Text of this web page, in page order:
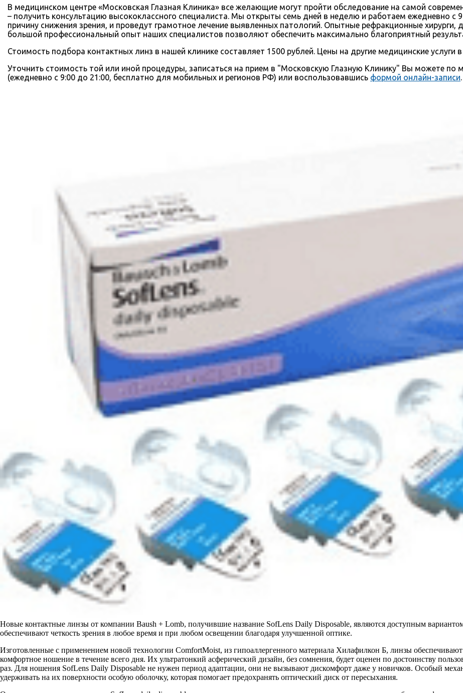
В медицинском центре «Московская Глазная Клиника» все желающие могут пройти обследование на самой
– получить консультацию высококлассного специалиста. Мы открыты семь дней в неделю и работаем ежедневно с
причину снижения зрения, и проведут грамотное лечение выявленных патологий. Опытные рефракционные хирурги,
большой профессиональный опыт наших специалистов позволяют обеспечить максимально благоприятный
Стоимость подбора контактных линз в нашей клинике составляет 1500 рублей. Цены на другие медицинские
Уточнить стоимость той или иной процедуры, записаться на прием в "Московскую Глазную Клинику" Вы можете по
(ежедневно с 9:00 до 21:00, бесплатно для мобильных и регионов РФ) или воспользовавшись формой онлайн-записи.
Новые контактные линзы от компании Baush + Lomb, получившие название SofLens Daily Disposable, являются доступным
обеспечивают четкость зрения в любое время и при любом освещении благодаря улучшенной оптике.
Изготовленные с применением новой технологии ComfortMoist, из гипоаллергенного материала Хилафилкон Б, линзы обеспечивают
комфортное ношение в течение всего дня. Их ультратонкий асферический дизайн, без сомнения, будет оценен по достоинству
раз. Для ношения SofLens Daily Disposable не нужен период адаптации, они не вызывают дискомфорт даже у новичков. Особый
удерживать на их поверхности особую оболочку, которая помогает предохранять оптический диск от пересыхания.